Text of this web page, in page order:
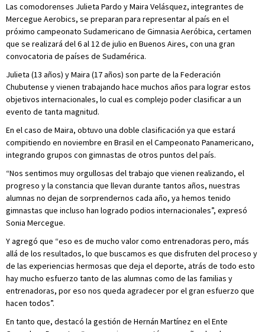
Las comodorenses Julieta Pardo y Maira Velásquez, integrantes de
Mercegue Aerobics, se preparan para representar al país en el
próximo campeonato Sudamericano de Gimnasia Aeróbica, certamen
que se realizará del 6 al 12 de julio en Buenos Aires, con una gran
convocatoria de países de Sudamérica.
Julieta (13 años) y Maira (17 años) son parte de la Federación
Chubutense y vienen trabajando hace muchos años para lograr estos
objetivos internacionales, lo cual es complejo poder clasificar a un
evento de tanta magnitud.
En el caso de Maira, obtuvo una doble clasificación ya que estará
compitiendo en noviembre en Brasil en el Campeonato Panamericano,
integrando grupos con gimnastas de otros puntos del país.
“Nos sentimos muy orgullosas del trabajo que vienen realizando, el
progreso y la constancia que llevan durante tantos años, nuestras
alumnas no dejan de sorprendernos cada año, ya hemos tenido
gimnastas que incluso han logrado podios internacionales”, expresó
Sonia Mercegue.
Y agregó que “eso es de mucho valor como entrenadoras pero, más
allá de los resultados, lo que buscamos es que disfruten del proceso y
de las experiencias hermosas que deja el deporte, atrás de todo esto
hay mucho esfuerzo tanto de las alumnas como de las familias y
entrenadoras, por eso nos queda agradecer por el gran esfuerzo que
hacen todos”.
En tanto que, destacó la gestión de Hernán Martínez en el Ente